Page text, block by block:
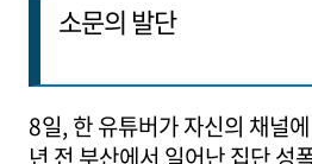
소문의 발단
8일, 한 유튜버가 자신의 채널
년 전 부산에서 일어난 집단 성